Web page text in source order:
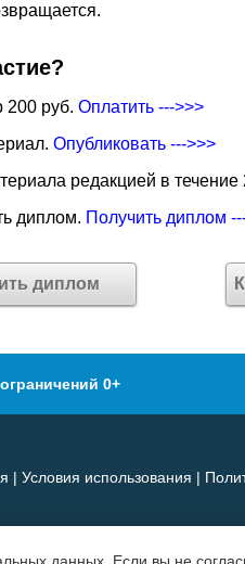
200 руб. Оплатить --->>>
Опубликовать --->>>
редакцией в течение
диплом. Получить диплом
диплом
0+
| Условия использования |
данных. Если вы не